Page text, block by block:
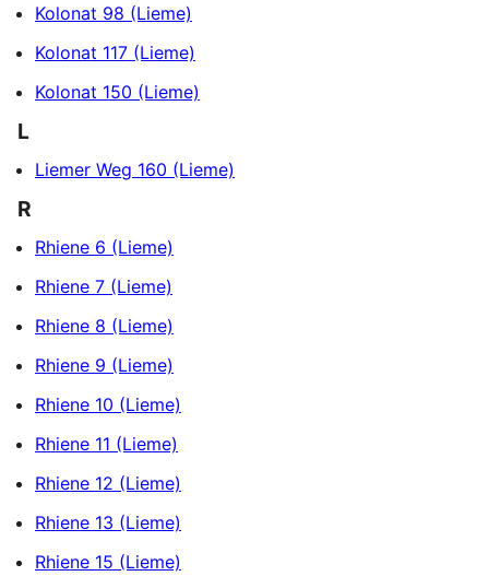
Kolonat 98 (Lieme)
Kolonat 117 (Lieme)
Kolonat 150 (Lieme)
L
Liemer Weg 160 (Lieme)
R
Rhiene 6 (Lieme)
Rhiene 7 (Lieme)
Rhiene 8 (Lieme)
Rhiene 9 (Lieme)
Rhiene 10 (Lieme)
Rhiene 11 (Lieme)
Rhiene 12 (Lieme)
Rhiene 13 (Lieme)
Rhiene 15 (Lieme)